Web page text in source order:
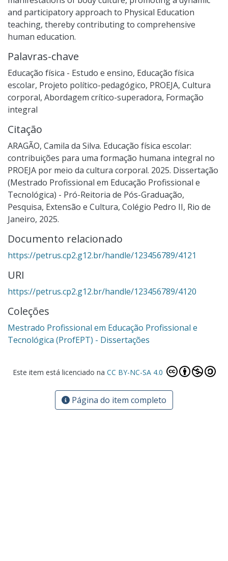
and participatory approach to Physical Education
teaching, thereby contributing to comprehensive
human education.
Palavras-chave
Educação física - Estudo e ensino, Educação física
escolar, Projeto político-pedagógico, PROEJA, Cultura
corporal, Abordagem crítico-superadora, Formação
integral
Citação
ARAGÃO, Camila da Silva. Educação física escolar:
contribuições para uma formação humana integral no
PROEJA por meio da cultura corporal. 2025. Dissertação
(Mestrado Profissional em Educação Profissional e
Tecnológica) - Pró-Reitoria de Pós-Graduação,
Pesquisa, Extensão e Cultura, Colégio Pedro II, Rio de
Janeiro, 2025.
Documento relacionado
https://petrus.cp2.g12.br/handle/123456789/4121
URI
https://petrus.cp2.g12.br/handle/123456789/4120
Coleções
Mestrado Profissional em Educação Profissional e
Tecnológica (ProfEPT) - Dissertações
Este item está licenciado na CC BY-NC-SA 4.0
Página do item completo